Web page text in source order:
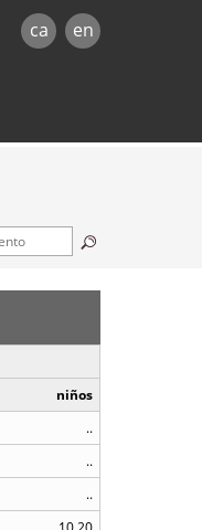
ca en
niños
..
..
..